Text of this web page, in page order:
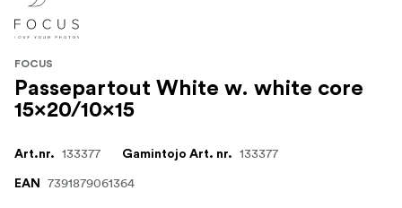
FOCUS
Passepartout White w. white core
15x20/10x15
Art.nr. 133377 Gamintojo Art. nr. 133377
EAN 7391879061364